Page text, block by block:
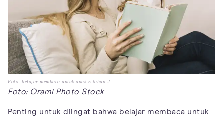
Foto: belajar membaca untuk anak 5 tahun-2
Foto: Orami Photo Stock
Penting untuk diingat bahwa belajar membaca untuk